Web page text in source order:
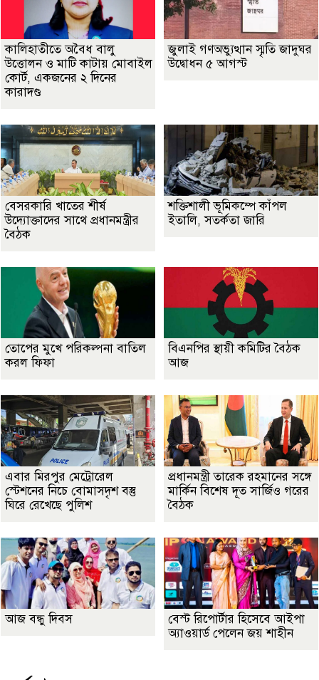
কালিহাতীতে অবৈধ বালু
উত্তোলন ও মাটি কাটায় মোবাইল
কোর্ট, একজনের ২ দিনের
কারাদণ্ড
জুলাই গণঅভ্যুত্থান স্মৃতি জাদুঘর
উদ্বোধন ৫ আগস্ট
বেসরকারি খাতের শীর্ষ
উদ্যোক্তাদের সাথে প্রধানমন্ত্রীর
বৈঠক
শক্তিশালী ভূমিকম্পে কাঁপল
ইতালি, সতর্কতা জারি
তোপের মুখে পরিকল্পনা বাতিল
করল ফিফা
বিএনপির স্থায়ী কমিটির বৈঠক
আজ
এবার মিরপুর মেট্রোরেল
স্টেশনের নিচে বোমাসদৃশ বস্তু
ঘিরে রেখেছে পুলিশ
প্রধানমন্ত্রী তারেক রহমানের সঙ্গে
মার্কিন বিশেষ দূত সার্জিও গরের
বৈঠক
আজ বন্ধু দিবস
বেস্ট রিপোর্টার হিসেবে আইপা
অ্যাওয়ার্ড পেলেন জয় শাহীন